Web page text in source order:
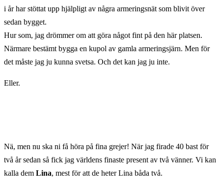
i år har stöttat upp hjälpligt av några armeringsnät som blivit över
sedan bygget.
Hur som, jag drömmer om att göra något fint på den här platsen.
Närmare bestämt bygga en kupol av gamla armeringsjärn. Men för
det måste jag ju kunna svetsa. Och det kan jag ju inte.
Eller.
Nä, men nu ska ni få höra på fina grejer! När jag firade 40 bast för
två år sedan så fick jag världens finaste present av två vänner. Vi kan
kalla dem Lina, mest för att de heter Lina båda två.